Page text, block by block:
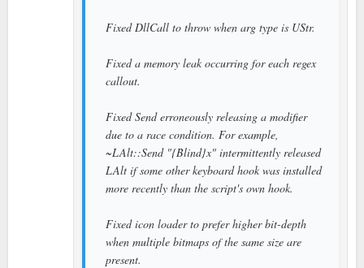
Fixed DllCall to throw when arg type is UStr.
Fixed a memory leak occurring for each regex
callout.
Fixed Send erroneously releasing a modifier
due to a race condition. For example,
~LAlt::Send "{Blind}x" intermittently released
LAlt if some other keyboard hook was installed
more recently than the script's own hook.
Fixed icon loader to prefer higher bit-depth
when multiple bitmaps of the same size are
present.